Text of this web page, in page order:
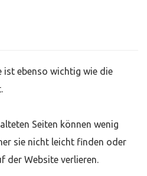
ist ebenso wichtig wie die
Seiten können wenig
sie nicht leicht finden oder
der Website verlieren.